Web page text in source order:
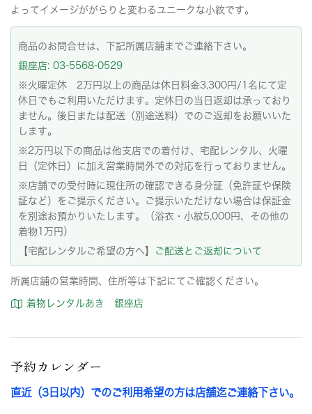
よってイメージががらりと変わるユニークな小紋です。
商品のお問合せは、下記所属店舗までご連絡下さい。
銀座店: 03-5568-0529
※火曜定休 2万円以上の商品は休日料金3,300円/1名にて定
休日でもご利用いただけます。定休日の当日返却は承っており
ません。後日または配送（別途送料）でのご返却をお願いいた
します。
※2万円以下の商品は他支店での着付け、宅配レンタル、火曜
日（定休日）に加え営業時間外での対応を行っておりません。
※店舗での受付時に現住所の確認できる身分証（免許証や保険
証など）をご提示ください。ご提示いただけない場合は保証金
を別途お預かりいたします。（浴衣・小紋5,000円、その他の
着物1万円）
【宅配レンタルご希望の方へ】
ご配送とご返却について
所属店舗の営業時間、住所等は下記にてご確認ください。
着物レンタルあき 銀座店
予約カレンダー
直近（3日以内）でのご利用希望の方は店舗迄ご連絡下さい。